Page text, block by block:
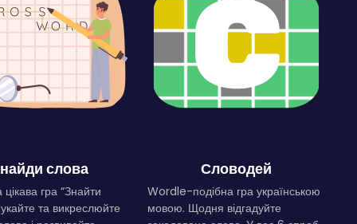
слова
гра “Знайти
та викреслюйте
Словодей
Wordle-подібна гра українською
мовою. Щодня відгадуйте